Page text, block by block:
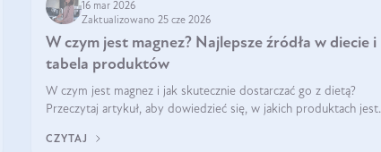
16 mar 2026
Zaktualizowano 25 cze 2026
W czym jest magnez? Najlepsze źródła w diecie i
tabela produktów
W czym jest magnez i jak skutecznie dostarczać go z dietą?
Przeczytaj artykuł, aby dowiedzieć się, w jakich produktach jest
CZYTAJ